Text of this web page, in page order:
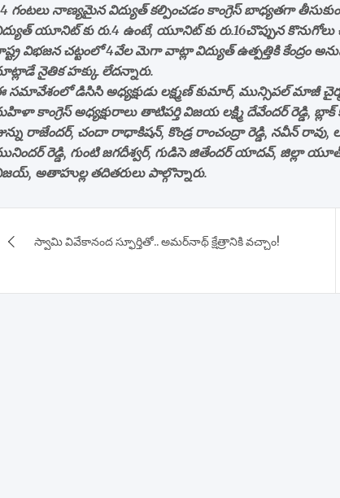
గంటలు నాణ్యమైన విద్యుత్ కల్పించడం కాంగ్రెస్ బాధ్యతగా
యూనిట్ కు రు.4 ఉంటే, యూనిట్ కు రు.16చొప్పున కొనుగోలు
విభజన చట్టంలో 4వేల మెగా వాట్లా విద్యుత్ ఉత్పత్తికి కేంద్రం
నైతిక హక్కు లేదన్నారు.
సమావేశంలో డిసిసి అధ్యక్షుడు లక్ష్మణ్ కుమార్, మున్సిపల్ మాజీ
కాంగ్రెస్ అధ్యక్షురాలు తాటిపర్తి విజయ లక్ష్మి దేవేందర్ రెడ్డి,
రాజేందర్, చందా రాధాకిషన్, కొండ్ర రాంచంద్రా రెడ్డి, నవీన్
రెడ్డి, గుంటి జగదీశ్వర్, గుడిసె జితేందర్ యాదవ్, జిల్లా
అతాహుల్ల తదితరులు పాల్గొన్నారు.
navigation
స్వామి వివేకానంద స్ఫూర్తితో.. అమర్‌నాథ్ క్షేత్రానికి వచ్చాం!